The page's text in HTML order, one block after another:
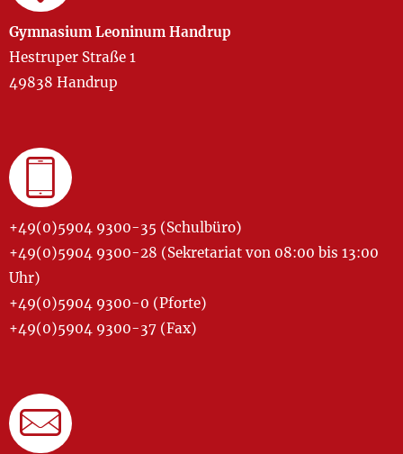
Gymnasium Leoninum Handrup
Hestruper Straße 1
49838 Handrup
+49(0)5904 9300-35 (Schulbüro)
+49(0)5904 9300-28 (Sekretariat von 08:00 bis 13:00
Uhr)
+49(0)5904 9300-0 (Pforte)
+49(0)5904 9300-37 (Fax)